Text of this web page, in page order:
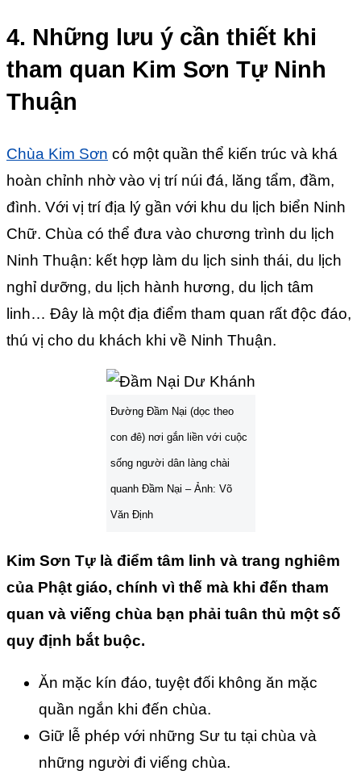
4. Những lưu ý cần thiết khi
tham quan Kim Sơn Tự Ninh
Thuận
Chùa Kim Sơn có một quần thể kiến trúc và khá
hoàn chỉnh nhờ vào vị trí núi đá, lăng tẩm, đầm,
đình. Với vị trí địa lý gần với khu du lịch biển Ninh
Chữ. Chùa có thể đưa vào chương trình du lịch
Ninh Thuận: kết hợp làm du lịch sinh thái, du lịch
nghỉ dưỡng, du lịch hành hương, du lịch tâm
linh… Đây là một địa điểm tham quan rất độc đáo,
thú vị cho du khách khi về Ninh Thuận.
Đường Đầm Nại (dọc theo
con đê) nơi gắn liền với cuộc
sống người dân làng chài
quanh Đầm Nại – Ảnh: Võ
Văn Định
Kim Sơn Tự là điểm tâm linh và trang nghiêm
của Phật giáo, chính vì thế mà khi đến tham
quan và viếng chùa bạn phải tuân thủ một số
quy định bắt buộc.
Ăn mặc kín đáo, tuyệt đối không ăn mặc
quần ngắn khi đến chùa.
Giữ lễ phép với những Sư tu tại chùa và
những người đi viếng chùa.